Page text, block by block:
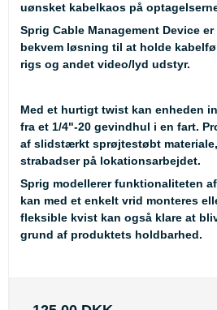
uønsket kabelkaos på
Sprig Cable Management Device
bekvem løsning til at holde
rigs og andet video/lyd udstyr.
Med et hurtigt twist kan enheden
fra et 1/4"-20 gevindhul i en fart.
af slidstærkt sprøjtestøbt
strabadser på lokationsarbejdet.
Sprig modellerer funktionaliteten
kan med et enkelt vrid monteres
fleksible kvist kan også klare at
grund af produktets holdbarhed.